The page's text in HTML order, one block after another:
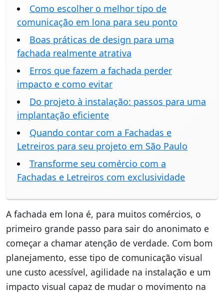
Como escolher o melhor tipo de
comunicação em lona para seu ponto
Boas práticas de design para uma
fachada realmente atrativa
Erros que fazem a fachada perder
impacto e como evitar
Do projeto à instalação: passos para uma
implantação eficiente
Quando contar com a Fachadas e
Letreiros para seu projeto em São Paulo
Transforme seu comércio com a
Fachadas e Letreiros com exclusividade
A fachada em lona é, para muitos comércios, o
primeiro grande passo para sair do anonimato e
começar a chamar atenção de verdade. Com bom
planejamento, esse tipo de comunicação visual
une custo acessível, agilidade na instalação e um
impacto visual capaz de mudar o movimento na